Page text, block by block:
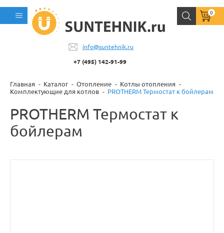
info@suntehnik.ru
+7 (495) 142-91-99
0
Главная Каталог Отопление
Котлы отопления
Комплектующие для котлов
PROTHERM Термостат к бойлерам
PROTHERM Термостат к
бойлерам